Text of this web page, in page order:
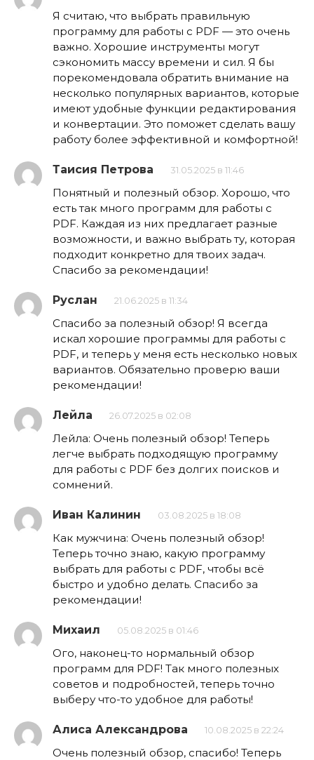
Я считаю, что выбрать правильную
программу для работы с PDF — это очень
важно. Хорошие инструменты могут
сэкономить массу времени и сил. Я бы
порекомендовала обратить внимание на
несколько популярных вариантов, которые
имеют удобные функции редактирования
и конвертации. Это поможет сделать вашу
работу более эффективной и комфортной!
Таисия Петрова 31.05.2025 в 11:46
Понятный и полезный обзор. Хорошо, что
есть так много программ для работы с
PDF. Каждая из них предлагает разные
возможности, и важно выбрать ту, которая
подходит конкретно для твоих задач.
Спасибо за рекомендации!
Руслан 21.06.2025 в 11:34
Спасибо за полезный обзор! Я всегда
искал хорошие программы для работы с
PDF, и теперь у меня есть несколько новых
вариантов. Обязательно проверю ваши
рекомендации!
Лейла 26.07.2025 в 02:08
Лейла: Очень полезный обзор! Теперь
легче выбрать подходящую программу
для работы с PDF без долгих поисков и
сомнений.
Иван Калинин 03.08.2025 в 18:08
Как мужчина: Очень полезный обзор!
Теперь точно знаю, какую программу
выбрать для работы с PDF, чтобы всё
быстро и удобно делать. Спасибо за
рекомендации!
Михаил 05.08.2025 в 01:46
Ого, наконец-то нормальный обзор
программ для PDF! Так много полезных
советов и подробностей, теперь точно
выберу что-то удобное для работы!
Алиса Александрова 10.08.2025 в 22:24
Очень полезный обзор, спасибо! Теперь